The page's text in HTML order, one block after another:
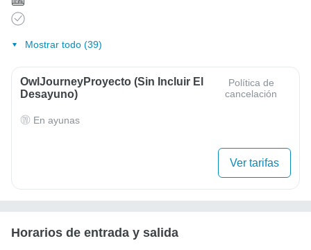
Mostrar todo (39)
OwlJourneyProyecto (sin Incluir El
Desayuno)
Política de
cancelación
En ayunas
Ver tarifas
Horarios de entrada y salida